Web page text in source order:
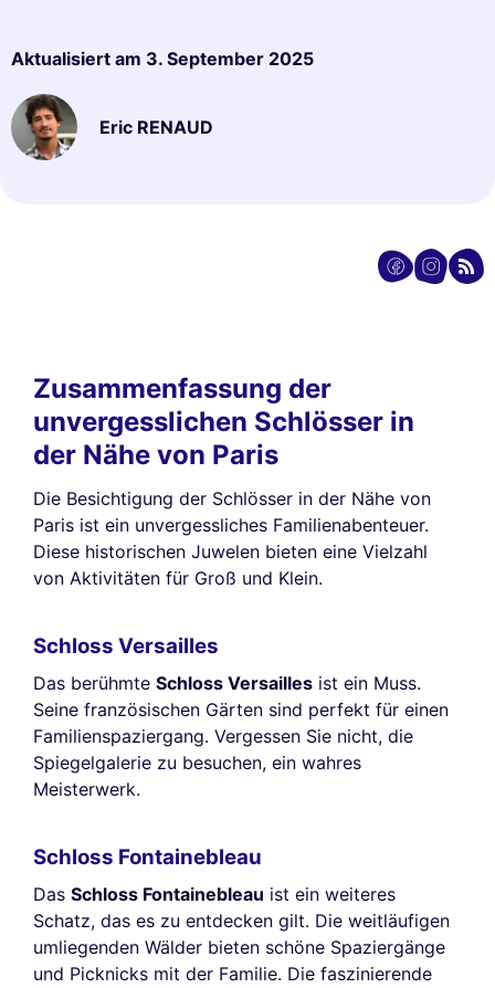
Aktualisiert am 3. September 2025
Eric RENAUD
Zusammenfassung der
unvergesslichen Schlösser in
der Nähe von Paris
Die Besichtigung der Schlösser in der Nähe von
Paris ist ein unvergessliches Familienabenteuer.
Diese historischen Juwelen bieten eine Vielzahl
von Aktivitäten für Groß und Klein.
Schloss Versailles
Das berühmte Schloss Versailles ist ein Muss.
Seine französischen Gärten sind perfekt für einen
Familienspaziergang. Vergessen Sie nicht, die
Spiegelgalerie zu besuchen, ein wahres
Meisterwerk.
Schloss Fontainebleau
Das Schloss Fontainebleau ist ein weiteres
Schatz, das es zu entdecken gilt. Die weitläufigen
umliegenden Wälder bieten schöne Spaziergänge
und Picknicks mit der Familie. Die faszinierende